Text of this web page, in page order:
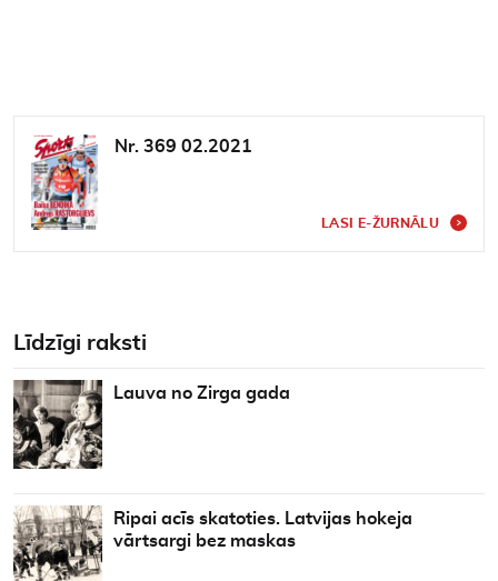
Nr. 369 02.2021
LASI E-ŽURNĀLU
Līdzīgi raksti
Lauva no Zirga gada
Ripai acīs skatoties. Latvijas hokeja
vārtsargi bez maskas